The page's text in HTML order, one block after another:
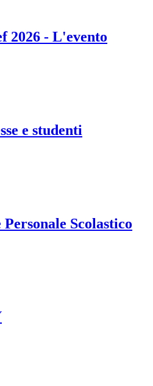
2026 - L'evento
e studenti
Scolastico